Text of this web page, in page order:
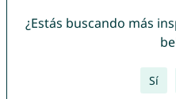
¿Estás buscando más
Sí